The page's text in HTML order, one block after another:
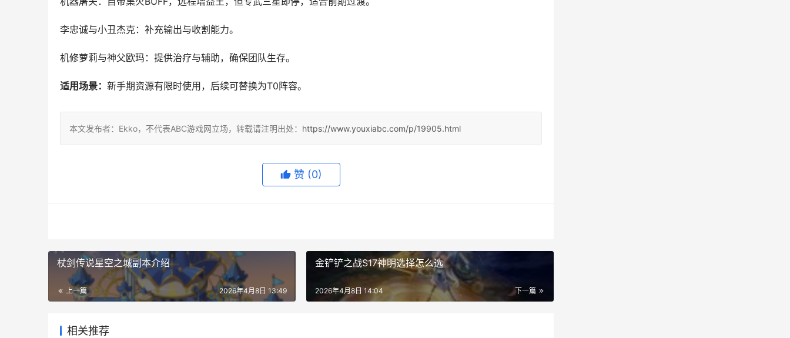
‌李忠诚‌与‌小丑杰克‌：补充输出与收割能力。
‌机修萝莉‌与‌神父欧玛‌：提供治疗与辅助，确保团队生存。
适用场景‌： 新手期资源有限时使用，后续可替换为T0阵容。
本文发布者：Ekko，不代表ABC游戏网立场，转载请注明出处： https://www.youxiabc.com/p/19905.html
赞 (0)
杖剑传说星空之城副本介绍
上一篇 2026年4月8日 13:49
金铲铲之战S17神明选择怎么选
下一篇
2026年4月8日 14:04
相关推荐